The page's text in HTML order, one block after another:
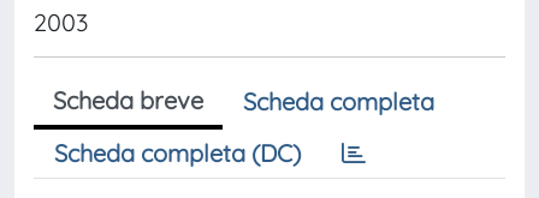
2003
Scheda breve
Scheda completa
Scheda completa (DC)